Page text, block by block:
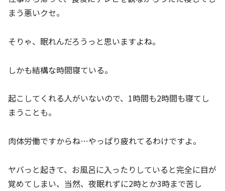
まう悪いクセ。
そりゃ、眠れんだろうっと思いますよね。
しかも結構な時間寝ている。
起こしてくれる人がいないので、1時間も2時間も寝てし
まうことも。
肉体労働ですからね…やっぱり疲れてるわけですよ。
ヤバっと起きて、お風呂に入ったりしていると完全に目が
覚めてしまい、当然、夜眠れずに2時とか3時まで苦し